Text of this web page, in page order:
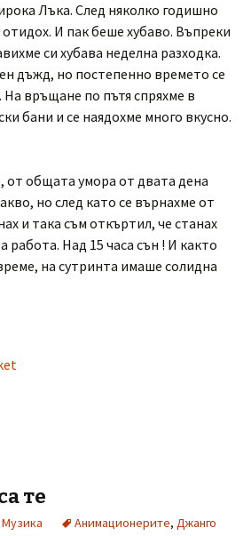
Лъка. След няколко годишно
И пак беше хубаво. Въпреки
си хубава неделна разходка.
дъжд, но постепенно времето се
връщане по пътя спряхме в
бани и се наядохме много вкусно.
от общата умора от двата дена
но след като се върнахме от
и така съм откъртил, че станах
работа. Над 15 часа сън ! И както
на сутринта имаше солидна
те
Музика Анимационерите, Джанго